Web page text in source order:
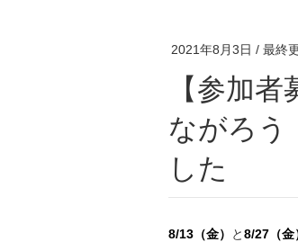
2021年8月3日 / 最終
【参加者募集】サポステを知ろう！サポステとつ
ながろ
した
8/13（金） と8/27（金